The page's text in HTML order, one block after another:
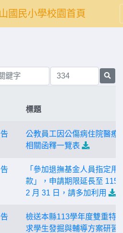
國民小學校園首頁
標題
公教員工因公傷病住院醫療
相關函釋一覽表
「參加退撫基金人員指定用
款」，申請期限延長至 115
2 月 31 日，請多加利用
檢送本縣113學年度雙重特
求學生發掘與輔導方案研習